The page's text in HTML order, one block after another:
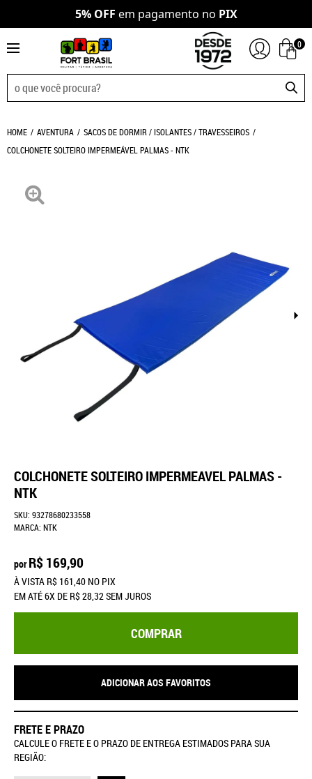
5% OFF em pagamento no PIX
0
HOME AVENTURA
SACOS DE DORMIR / ISOLANTES / TRAVESSEIROS
COLCHONETE SOLTEIRO IMPERMEÁVEL PALMAS - NTK
COLCHONETE SOLTEIRO IMPERMEAVEL PALMAS -
NTK
SKU: 93278680233558
MARCA: NTK
por R$ 169,90
À VISTA R$ 161,40 NO PIX
EM ATÉ6X DE R$ 28,32SEM JUROS
COMPRAR
ADICIONAR AOS FAVORITOS
FRETE E PRAZO
CALCULE O FRETE E O PRAZO DE ENTREGA ESTIMADOS PARA SUA
REGIÃO: